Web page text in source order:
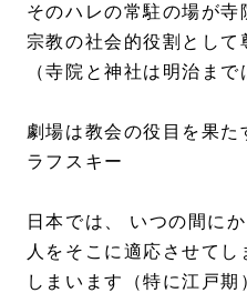
そのハレの常駐の場が寺
宗教の社会的役割として
（寺院と神社は明治まで
劇場は教会の役目を果
ラフスキー
日本では、 いつの間に
人をそこに適応させて
しまいます（特に江戸期